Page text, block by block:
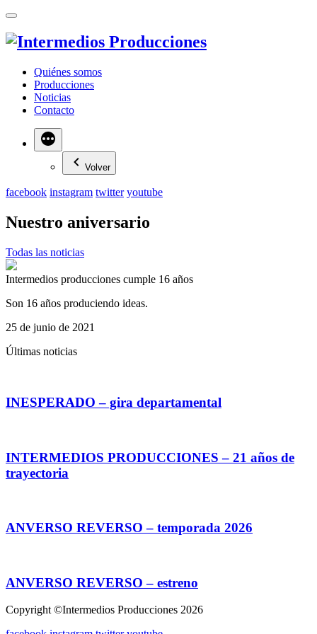
Quiénes somos
Producciones
Noticias
Contacto
Más
Volver
facebook instagram twitter youtube
Nuestro aniversario
Todas las noticias
Intermedios producciones cumple 16 años
Son 16 años produciendo ideas.
25 de junio de 2021
Últimas noticias
INESPERADO – gira departamental
INTERMEDIOS PRODUCCIONES – 21 años de
trayectoria
ANVERSO REVERSO – temporada 2026
ANVERSO REVERSO – estreno
Copyright ©Intermedios Producciones 2026